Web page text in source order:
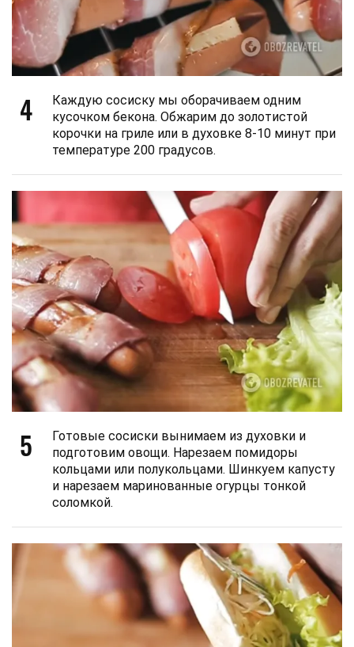
4
Каждую сосиску мы оборачиваем одним
кусочком бекона. Обжарим до золотистой
корочки на гриле или в духовке 8-10 минут при
температуре 200 градусов.
5
Готовые сосиски вынимаем из духовки и
подготовим овощи. Нарезаем помидоры
кольцами или полукольцами. Шинкуем капусту
и нарезаем маринованные огурцы тонкой
соломкой.